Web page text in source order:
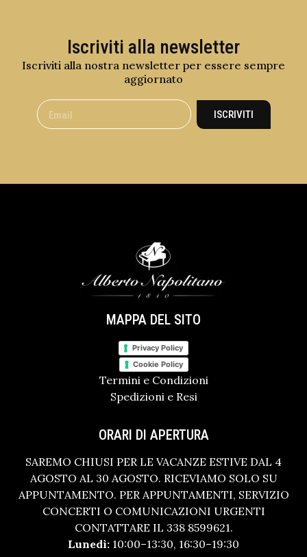
Iscriviti alla newsletter
Iscriviti alla nostra newsletter per essere sempre
aggiornato
ISCRIVITI
MAPPA DEL SITO
Privacy Policy
Cookie Policy
Termini e Condizioni
Spedizioni e Resi
ORARI DI APERTURA
SAREMO CHIUSI PER LE VACANZE ESTIVE DAL 4
AGOSTO AL 30 AGOSTO. RICEVIAMO SOLO SU
APPUNTAMENTO. PER APPUNTAMENTI, SERVIZIO
CONCERTI O COMUNICAZIONI URGENTI
CONTATTARE IL 338 8599621.
Lunedì: 10:00–13:30, 16:30–19:30